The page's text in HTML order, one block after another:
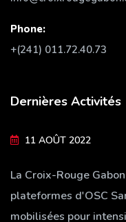
Phone:
+(241) 011.72.40.73
Dernières Activités
11 AOÛT 2022
La Croix-Rouge
plateformes d'OSC
mobilisées pour